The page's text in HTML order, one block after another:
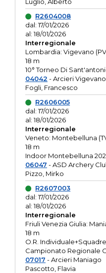
R2604008
dal: 17/01/2026
al: 18/01/2026
Interregionale
Lombardia: Vigevano
18 m
10° Torneo Di
04042 - Arcieri Vigevano
Fogli, Francesco
R2606005
dal: 17/01/2026
al: 18/01/2026
Interregionale
Veneto: Montebelluna
18 m
Indoor Montebelluna
06047 - ASD Archery
Pizzo, Mirko
R2607003
dal: 17/01/2026
al: 18/01/2026
Interregionale
Friuli Venezia Giulia:
18 m
O.R. Individuale+Squadre
Campionato Regionale
07017 - Arcieri Maniago
Pascotto, Flavia